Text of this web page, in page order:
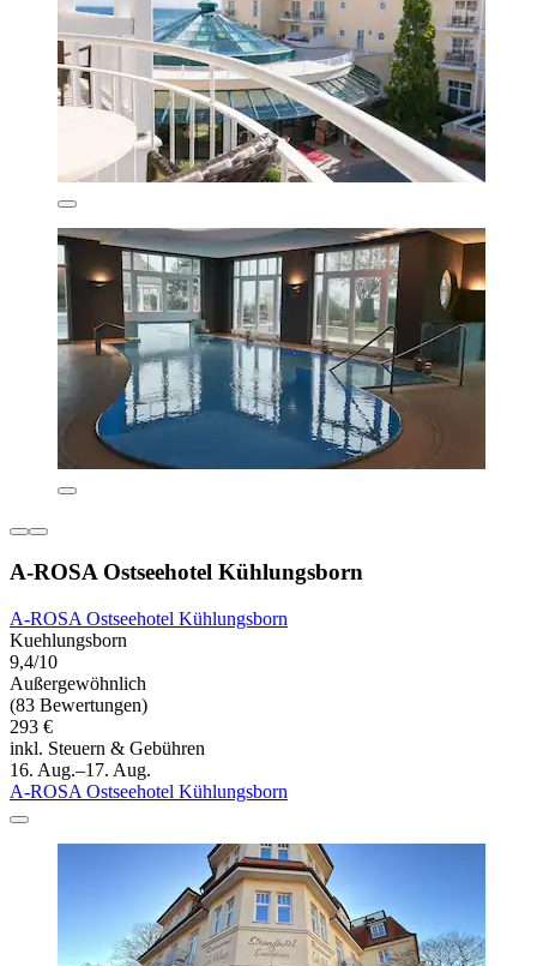
A-ROSA Ostseehotel Kühlungsborn
A-ROSA Ostseehotel Kühlungsborn
Kuehlungsborn
9,4/10
Außergewöhnlich
(83 Bewertungen)
293 €
inkl. Steuern & Gebühren
16. Aug.–17. Aug.
A-ROSA Ostseehotel Kühlungsborn